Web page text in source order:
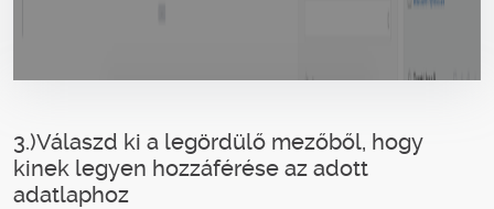
3.)Válaszd ki a legördülő mezőből, hogy
kinek legyen hozzáférése az adott
adatlaphoz